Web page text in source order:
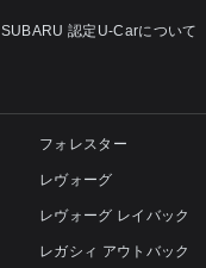
SUBARU 認定U-Carについて
フォレスター
レヴォーグ
レヴォーグ レイバック
レガシィ アウトバック